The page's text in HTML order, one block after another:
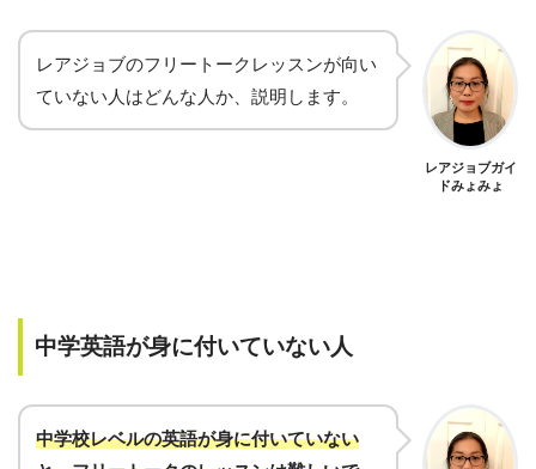
レアジョブのフリートークレッスンが向い
ていない人はどんな人か、説明します。
レアジョブガイ
ドみょみょ
中学英語が身に付いていない人
中学校レベルの英語が身に付いていない